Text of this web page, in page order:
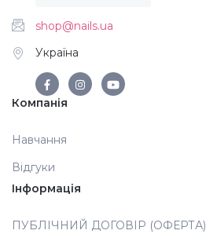
Брокат
Інші прикраси
Фарби для розпису
shop@nails.ua
Україна
Компанія
Навчання
Відгуки
Інформація
ПУБЛІЧНИЙ ДОГОВІР (ОФЕРТА)